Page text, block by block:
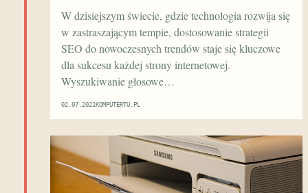
W dzisiejszym świecie, gdzie technologia rozwija się
w zastraszającym tempie, dostosowanie strategii
SEO do nowoczesnych trendów staje się kluczowe
dla sukcesu każdej strony internetowej.
Wyszukiwanie głosowe…
02.07.2021KOMPUTERTU.PL